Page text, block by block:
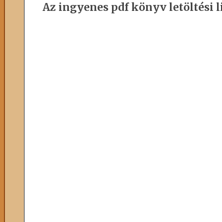
Az ingyenes pdf könyv letöltési